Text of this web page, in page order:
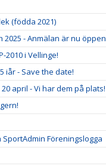
(födda 2021)
- Anmälan är nu öppen
2010 i Vellinge!
iår - Save the date!
april - Vi har dem på plats!
Föreningslogga